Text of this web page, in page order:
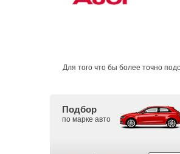
Для того что бы более точно
Подбор
по марке авто